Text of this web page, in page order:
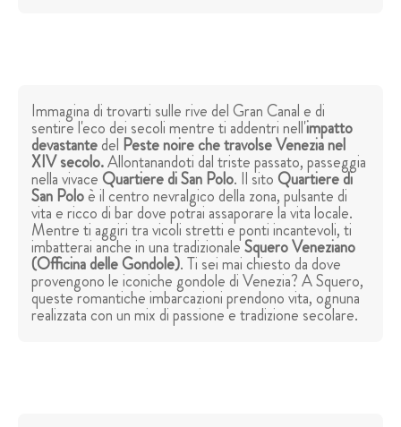
Immagina di trovarti sulle rive del Gran Canal e di
sentire l'eco dei secoli mentre ti addentri nell'impatto
devastantedel Peste noireche travolse Venezia nel
XIV secolo.Allontanandoti dal triste passato, passeggia
nella vivaceQuartiere di San Polo. Il sitoQuartiere di
San Poloè il centro nevralgico della zona, pulsante di
vita e ricco di bar dove potrai assaporare la vita locale.
Mentre ti aggiri tra vicoli stretti e ponti incantevoli, ti
imbatterai anche in una tradizionaleSquero Veneziano
(Officina delle Gondole). Ti sei mai chiesto da dove
provengono le iconiche gondole di Venezia? A Squero,
queste romantiche imbarcazioni prendono vita, ognuna
realizzata con un mix di passione e tradizione secolare.